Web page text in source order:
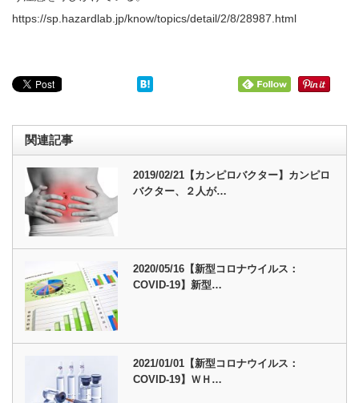
https://sp.hazardlab.jp/know/topics/detail/2/8/28987.html
関連記事
2019/02/21【カンピロバクター】カンピロ
バクター、２人が…
2020/05/16【新型コロナウイルス：
COVID-19】新型…
2021/01/01【新型コロナウイルス：
COVID-19】ＷＨ…